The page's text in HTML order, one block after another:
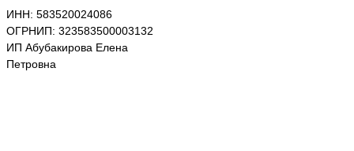
ИНН: 583520024086
ОГРНИП: 323583500003132
ИП Абубакирова Елена
Петровна